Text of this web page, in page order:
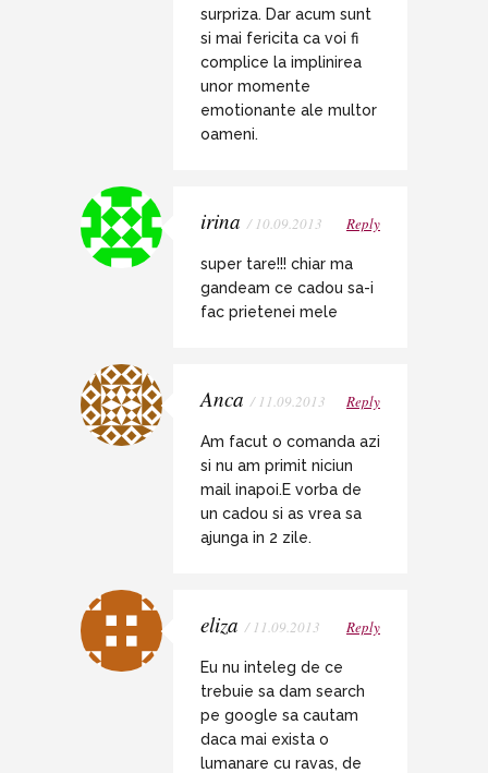
surpriza. Dar acum sunt
si mai fericita ca voi fi
complice la implinirea
unor momente
emotionante ale multor
oameni.
irina / 10.09.2013 Reply
super tare!!! chiar ma
gandeam ce cadou sa-i
fac prietenei mele
Anca / 11.09.2013 Reply
Am facut o comanda azi
si nu am primit niciun
mail inapoi.E vorba de
un cadou si as vrea sa
ajunga in 2 zile.
eliza / 11.09.2013 Reply
Eu nu inteleg de ce
trebuie sa dam search
pe google sa cautam
daca mai exista o
lumanare cu ravas, de